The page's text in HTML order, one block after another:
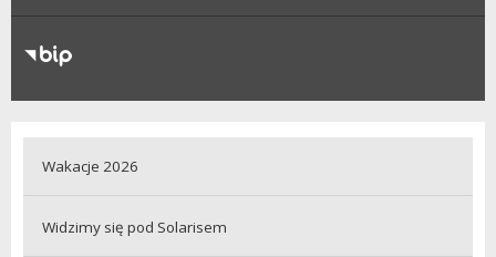
RODO
Wakacje 2026
Widzimy się pod Solarisem